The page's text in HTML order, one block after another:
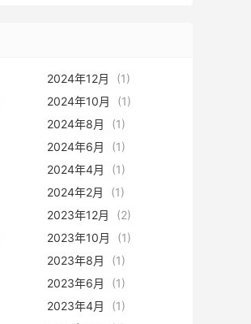
2024年12月
(1)
2024年10月
(1)
2024年8月
(1)
2024年6月
(1)
2024年4月
(1)
2024年2月
(1)
2023年12月
(2)
2023年10月
(1)
2023年8月
(1)
2023年6月
(1)
2023年4月
(1)